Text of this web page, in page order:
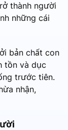
thành người
những cái
bản chất con
tồn và dục
trước tiên.
nhận,